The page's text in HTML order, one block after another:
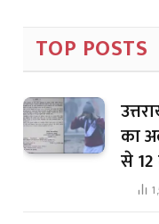
TOP POSTS
का
से